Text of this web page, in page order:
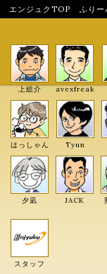
エンジュクTOP ふりー
上総介 avexfreak
はっしゃん Tyun
夕凪 JACK
スタッフ